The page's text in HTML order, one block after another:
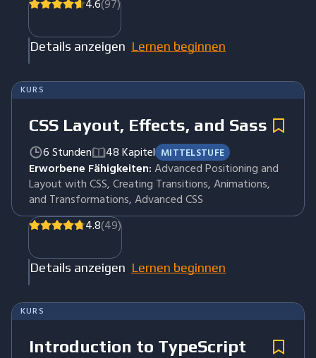
4.6(97)
Details anzeigen Lernen beginnen
KURS
CSS Layout, Effects, and Sass
6 Stunden 48 Kapitel MITTELSTUFE
Erworbene Fähigkeiten:Advanced Positioning and
Layout with CSS, Creating Transitions, Animations,
and Transformations, Advanced CSS
4.8(49)
Details anzeigen Lernen beginnen
KURS
Introduction to TypeScript